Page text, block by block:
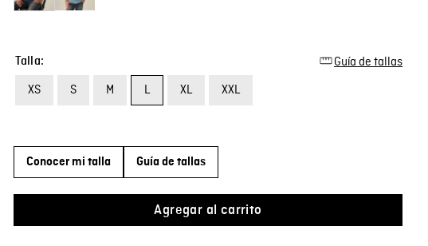
Guía de tallas
Talla
XS S M L XL XXL
Conocer mi talla Guía de tallas
Agregar al carrito